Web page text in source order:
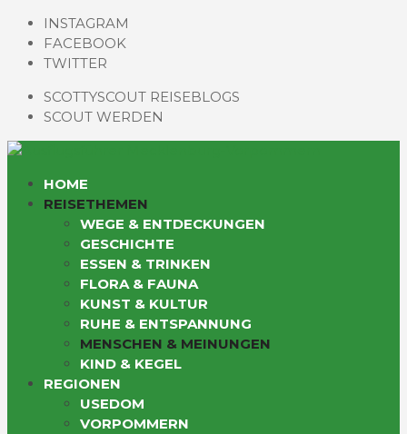
INSTAGRAM
FACEBOOK
TWITTER
SCOTTYSCOUT REISEBLOGS
SCOUT WERDEN
HOME
REISETHEMEN
WEGE & ENTDECKUNGEN
GESCHICHTE
ESSEN & TRINKEN
FLORA & FAUNA
KUNST & KULTUR
RUHE & ENTSPANNUNG
MENSCHEN & MEINUNGEN
KIND & KEGEL
REGIONEN
USEDOM
VORPOMMERN